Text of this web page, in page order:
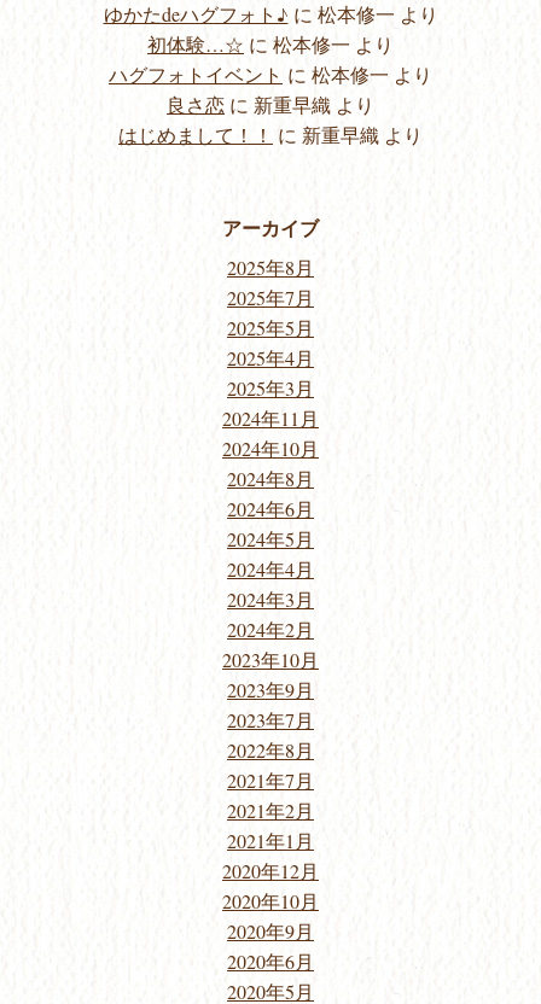
ゆかたdeハグフォト♪ に 松本修一 より
初体験…☆ に 松本修一 より
ハグフォトイベント に 松本修一 より
良さ恋 に 新重早織 より
はじめまして！！ に 新重早織 より
アーカイブ
2025年8月
2025年7月
2025年5月
2025年4月
2025年3月
2024年11月
2024年10月
2024年8月
2024年6月
2024年5月
2024年4月
2024年3月
2024年2月
2023年10月
2023年9月
2023年7月
2022年8月
2021年7月
2021年2月
2021年1月
2020年12月
2020年10月
2020年9月
2020年6月
2020年5月